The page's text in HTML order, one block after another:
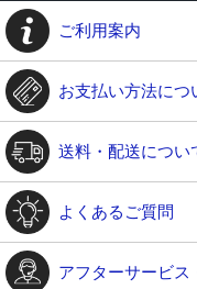
ご利用案内
お支払い方法につ
送料・配送につい
よくあるご質問
アフターサービス